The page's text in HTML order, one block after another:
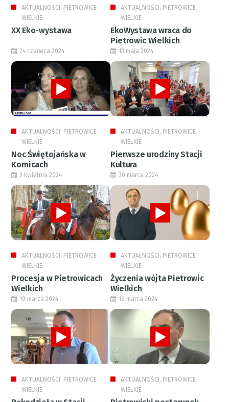
AKTUALNOŚCI, PIETROWICE
WIELKIE
XX Eko-wystawa
AKTUALNOŚCI, PIETROWICE
WIELKIE
EkoWystawa wraca do
Pietrowic Wielkich
24 czerwca 2024
AKTUALNOŚCI, PIETROWICE
WIELKIE
Noc Świętojańska w
Kornicach
13 maja 2024
AKTUALNOŚCI, PIETROWICE
WIELKIE
Pierwsze urodziny Stacji
Kultura
3 kwietnia 2024
AKTUALNOŚCI, PIETROWICE
WIELKIE
Procesja w Pietrowicach
Wielkich
30 marca 2024
AKTUALNOŚCI, PIETROWICE
WIELKIE
Życzenia wójta Pietrowic
Wielkich
19 marca 2024
AKTUALNOŚCI, PIETROWICE
WIELKIE
16 marca 2024
AKTUALNOŚCI, PIETROWICE
WIELKIE